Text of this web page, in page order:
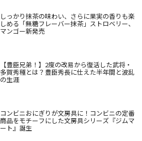
しっかり抹茶の味わい、さらに果実の香りも楽
しめる「無糖フレーバー抹茶」ストロベリー、
マンゴー新発売
【豊臣兄弟！】2度の改易から復活した武将・
多賀秀種とは？豊臣秀長に仕えた半年間と波乱
の生涯
コンビニおにぎりが文房具に！コンビニの定番
商品をモチーフにした文房具シリーズ『ジムマ
ート』誕生